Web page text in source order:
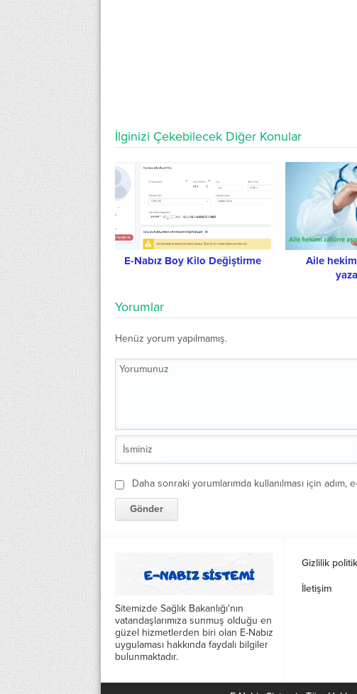
İlginizi Çekebilecek Diğer Konular
E-Nabız Boy Kilo Değiştirme
Aile
Yorumlar
Henüz yorum yapılmamış.
Daha sonraki yorumlarımda kullanılması için
Sitemizde Sağlık Bakanlığı'nın
vatandaşlarımıza sunmuş olduğu en
güzel hizmetlerden biri olan E-Nabız
uygulaması hakkında faydalı bilgiler
bulunmaktadır.
Gizlilik
İletişim